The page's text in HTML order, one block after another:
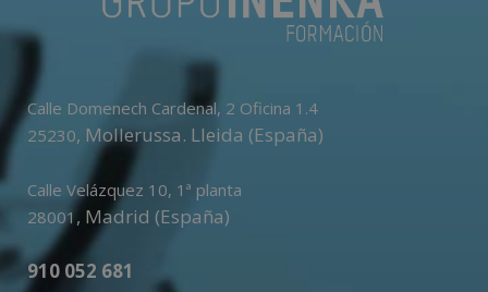
Calle Domenech Cardenal, 2 Oficina 1.4
25230, Mollerussa. Lleida (España)
Calle Velázquez 10, 1ª planta
28001, Madrid (España)
910 052 681